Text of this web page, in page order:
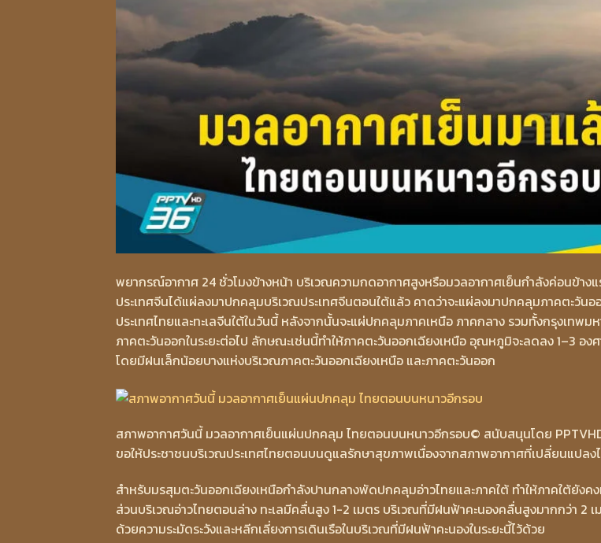
พยากรณ์อากาศ 24 ชั่วโมงข้างหน้า บริเวณความกดอากาศสูงหรือมวลอากาศเย็นกำลังค่อนข้าง
ประเทศจีนได้แผ่ลงมาปกคลุมบริเวณประเทศจีนตอนใต้แล้ว คาดว่าจะแผ่ลงมาปกคลุมภาคตะวันอ
ประเทศไทยและทะเลจีนใต้ในวันนี้ หลังจากนั้นจะแผ่ปกคลุมภาคเหนือ ภาคกลาง รวมทั้งกรุงเทพ
ภาคตะวันออกในระยะต่อไป ลักษณะเช่นนี้ทำให้ภาคตะวันออกเฉียงเหนือ อุณหภูมิจะลดลง 1–3 อง
โดยมีฝนเล็กน้อยบางแห่งบริเวณภาคตะวันออกเฉียงเหนือ และภาคตะวันออก
สภาพอากาศวันนี้ มวลอากาศเย็นแผ่นปกคลุม ไทยตอนบนหนาวอีกรอบ© สนับสนุนโดย
ขอให้ประชาชนบริเวณประเทศไทยตอนบนดูแลรักษาสุขภาพเนื่องจากสภาพอากาศที่เปลี่ยนแปลง
สำหรับมรสุมตะวันออกเฉียงเหนือกำลังปานกลางพัดปกคลุมอ่าวไทยและภาคใต้ ทำให้ภาคใต้ยัง
ส่วนบริเวณอ่าวไทยตอนล่าง ทะเลมีคลื่นสูง 1-2 เมตร บริเวณที่มีฝนฟ้าคะนองคลื่นสูงมากกว่า 2 เ
ด้วยความระมัดระวังและหลีกเลี่ยงการเดินเรือในบริเวณที่มีฝนฟ้าคะนองในระยะนี้ไว้ด้วย